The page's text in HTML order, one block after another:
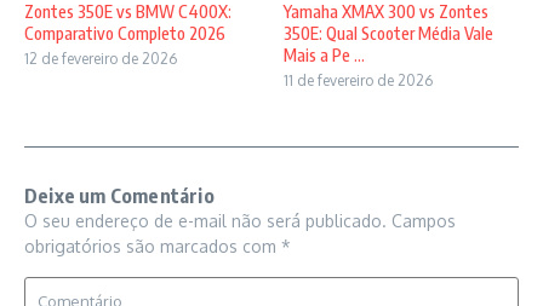
Zontes 350E vs BMW C400X:
Comparativo Completo 2026
12 de fevereiro de 2026
Yamaha XMAX 300 vs Zontes
350E: Qual Scooter Média Vale
Mais a Pe ...
11 de fevereiro de 2026
Deixe um Comentário
O seu endereço de e-mail não será publicado. Campos
obrigatórios são marcados com *